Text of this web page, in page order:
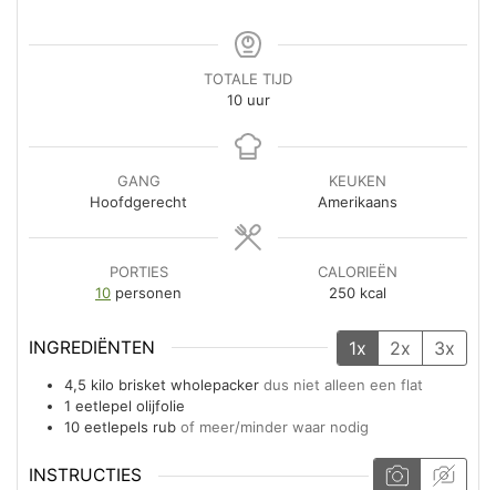
TOTALE TIJD
10uur
uur
GANG
Hoofdgerecht
KEUKEN
Amerikaans
PORTIES
10 personen
CALORIEËN
250 kcal
INGREDIËNTEN 1x 2x 3x
4,5 kilo brisket wholepacker dus niet alleen een flat
1 eetlepel olijfolie
10 eetlepels rub of meer/minder waar nodig
INSTRUCTIES